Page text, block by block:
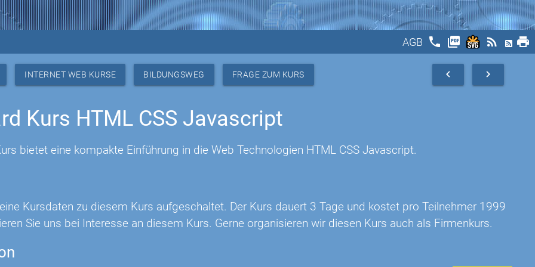
AGB phone picture_as_pdf rss_feed print
INTERNET WEB KURSE BILDUNGSWEG FRAGE ZUM KURS navigate_next
navigate_before
Kurs HTML CSS Javascript
bietet eine kompakte Einführung in die Web Technologien HTML CSS Javascript.
Kursdaten zu diesem Kurs aufgeschaltet. Der Kurs dauert 3 Tage und kostet pro Teilnehmer 1999
Sie uns bei Interesse an diesem Kurs. Gerne organisieren wir diesen Kurs auch als Firmenkurs.